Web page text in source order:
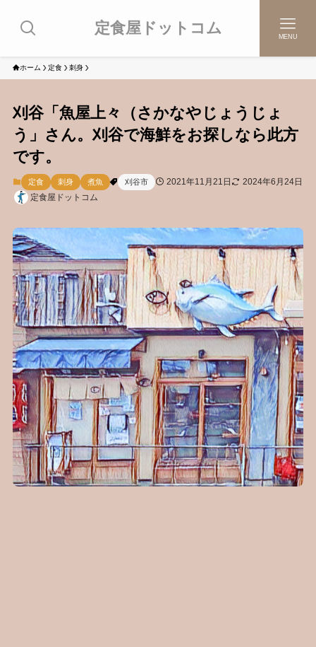
定食屋ドットコム MENU
ホーム 定食 刺身
刈谷「魚屋上々（さかなやじょうじょ
う」さん。刈谷で海鮮をお探しなら此方
です。
定食 刺身 煮魚 刈谷市 2021年11月21日
2024年6月24日
定食屋ドットコム